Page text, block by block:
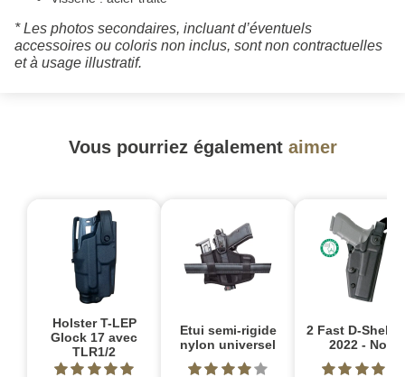
* Les photos secondaires, incluant d’éventuels
accessoires ou coloris non inclus, sont non contractuelles
et à usage illustratif.
Vous pourriez également aimer
Holster T-LEP
Glock 17 avec
TLR1/2
Etui semi-rigide
nylon universel
2 Fast D-Shell
2022 - Noir